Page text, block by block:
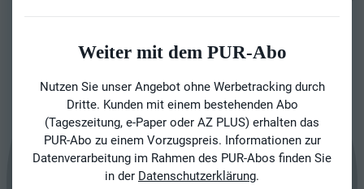
Weiter mit dem PUR-Abo
Nutzen Sie unser Angebot ohne Werbetracking durch
Dritte. Kunden mit einem bestehenden Abo
(Tageszeitung, e-Paper oder AZ PLUS) erhalten das
PUR-Abo zu einem Vorzugspreis. Informationen zur
Datenverarbeitung im Rahmen des PUR-Abos finden Sie
in der Datenschutzerklärung.